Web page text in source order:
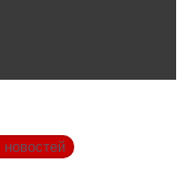
новостей